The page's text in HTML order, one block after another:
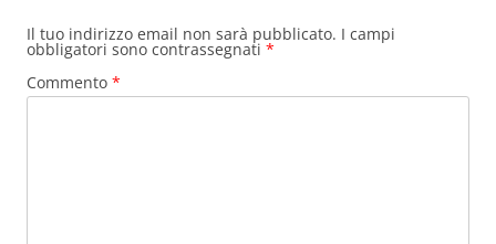
Il tuo indirizzo email non sarà pubblicato. I campi
obbligatori sono contrassegnati *
Commento *